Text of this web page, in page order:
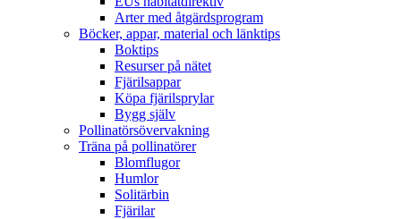
Arter med åtgärdsprogram
Böcker, appar, material och länktips
Boktips
Resurser på nätet
Fjärilsappar
Köpa fjärilsprylar
Bygg själv
Pollinatörsövervakning
Träna på pollinatörer
Blomflugor
Humlor
Solitärbin
Fjärilar